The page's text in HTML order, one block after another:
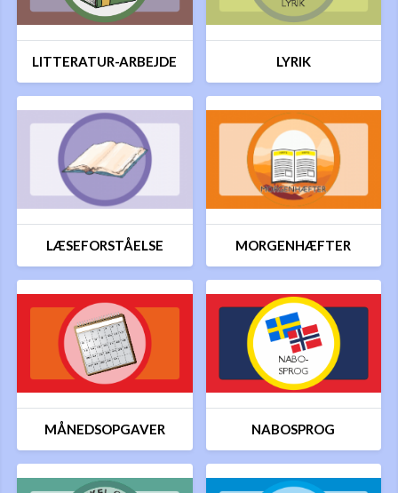
LITTERATUR-ARBEJDE LYRIK
LÆSEFORSTÅELSE MORGENHÆFTER
MÅNEDSOPGAVER NABOSPROG